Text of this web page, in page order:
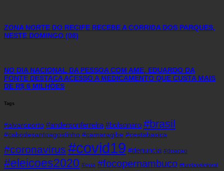
ZONA NORTE DO RECIFE RECEBE A CORRIDA DOS PARQUES,
NESTE DOMINGO (08)
NO DIA NACIONAL DA PESSOA COM AME, EDUARDO DA
FONTE DESTACA ACESSO A MEDICAMENTO QUE CUSTA MAIS
DE R$ 6 MILHÕES
Tags
#alvaroporto #andersonferreira #bolsonaro #brasil
#cabodesantoagostinho #camaragibe #cestabasica
#coronavirus #covid19 #denuncia #doacao
#eleicoes2020 #eua #focopernambuco #fundaoeleitoral